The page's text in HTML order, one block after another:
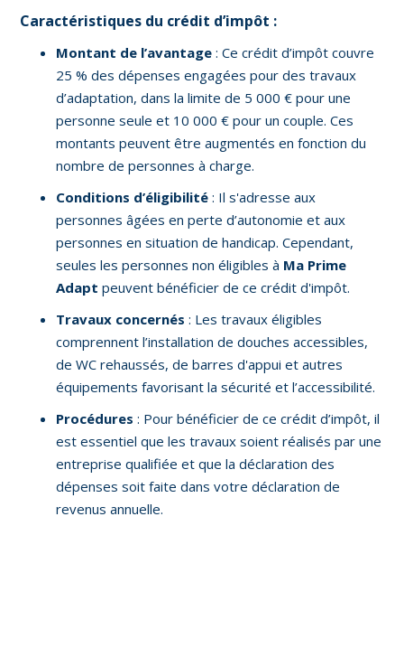
Caractéristiques du crédit d’impôt :
Montant de l’avantage : Ce crédit d’impôt couvre
25 % des dépenses engagées pour des travaux
d’adaptation, dans la limite de 5 000 € pour une
personne seule et 10 000 € pour un couple. Ces
montants peuvent être augmentés en fonction du
nombre de personnes à charge.
Conditions d’éligibilité : Il s'adresse aux
personnes âgées en perte d’autonomie et aux
personnes en situation de handicap. Cependant,
seules les personnes non éligibles à Ma Prime
Adapt peuvent bénéficier de ce crédit d'impôt.
Travaux concernés : Les travaux éligibles
comprennent l’installation de douches accessibles,
de WC rehaussés, de barres d'appui et autres
équipements favorisant la sécurité et l’accessibilité.
Procédures : Pour bénéficier de ce crédit d’impôt, il
est essentiel que les travaux soient réalisés par une
entreprise qualifiée et que la déclaration des
dépenses soit faite dans votre déclaration de
revenus annuelle.